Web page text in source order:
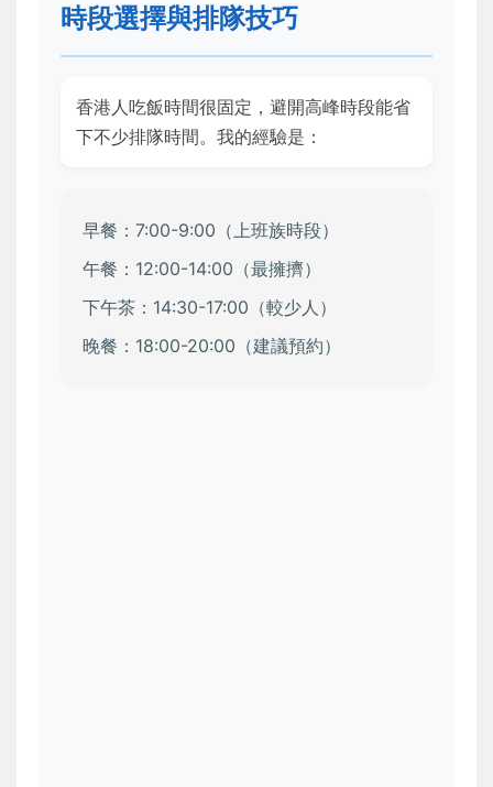
時段選擇與排隊技巧
香港人吃飯時間很固定，避開高峰時段能省
下不少排隊時間。我的經驗是：
早餐：7:00-9:00（上班族時段）
午餐：12:00-14:00（最擁擠）
下午茶：14:30-17:00（較少人）
晚餐：18:00-20:00（建議預約）